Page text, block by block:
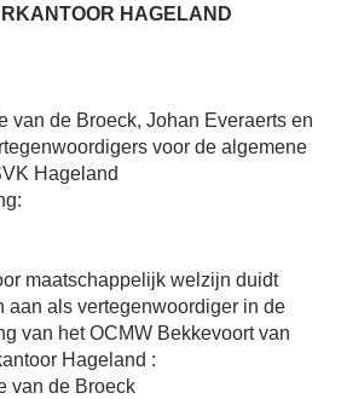
HAGELAND
van de Broeck, Johan Everaerts en
voor de algemene
Hageland
maatschappelijk welzijn duidt
aan als vertegenwoordiger in de
van het OCMW Bekkevoort van
Hageland :
van de Broeck